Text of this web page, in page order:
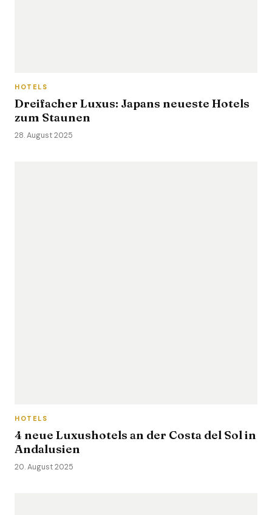
HOTELS
Dreifacher Luxus: Japans neueste Hotels
zum Staunen
28. August 2025
HOTELS
4 neue Luxushotels an der Costa del Sol in
Andalusien
20. August 2025